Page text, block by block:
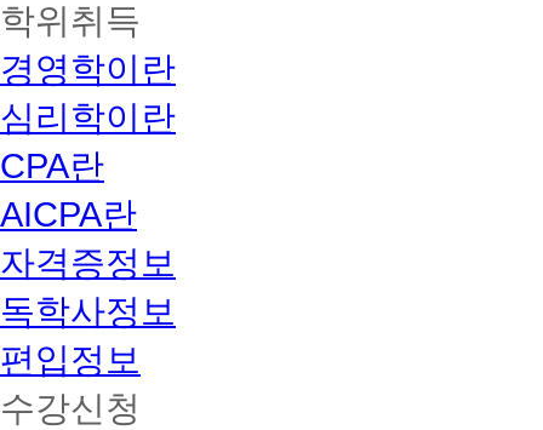
학위취득
경영학이란
심리학이란
CPA란
AICPA란
자격증정보
독학사정보
편입정보
수강신청